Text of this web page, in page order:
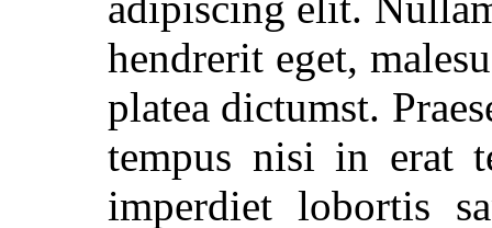
hendrerit eget,
platea dictumst.
tempus nisi in erat
imperdiet lobortis